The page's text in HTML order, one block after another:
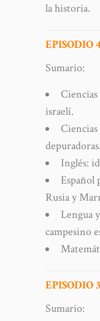
la historia.
EPISODIO
Sumario:
israelí.
depuradoras.
Inglés:
Español
Rusia y
Lengua
campesino
EPISODIO
Sumario: